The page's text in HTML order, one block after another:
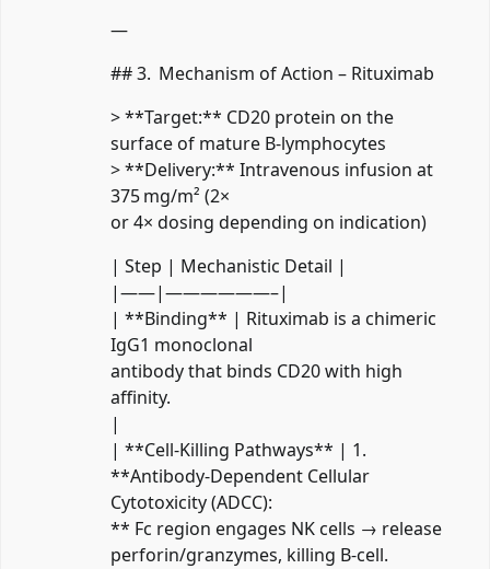
—
## 3. Mechanism of Action – Rituximab
> **Target:** CD20 protein on the
surface of mature B‑lymphocytes
> **Delivery:** Intravenous infusion at
375 mg/m² (2×
or 4× dosing depending on indication)
| Step | Mechanistic Detail |
|——|——————–|
| **Binding** | Rituximab is a chimeric
IgG1 monoclonal
antibody that binds CD20 with high
affinity.
|
| **Cell‑Killing Pathways** | 1.
**Antibody‑Dependent Cellular
Cytotoxicity (ADCC):
** Fc region engages NK cells → release
perforin/granzymes, killing B‑cell.